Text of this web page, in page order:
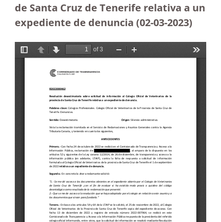
de Santa Cruz de Tenerife relativa a un
expediente de denuncia (02-03-2023)